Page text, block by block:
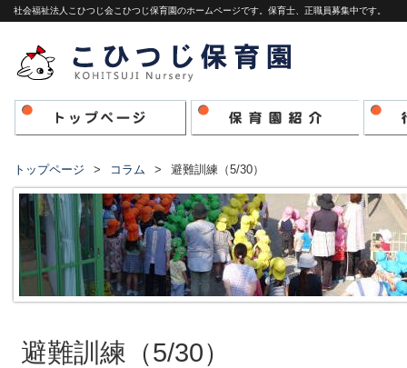
社会福祉法人こひつじ会こひつじ保育園のホームページです。保育士、正職員募集中です。
トップページ コラム 避難訓練（5/30）
避難訓練（5/30）